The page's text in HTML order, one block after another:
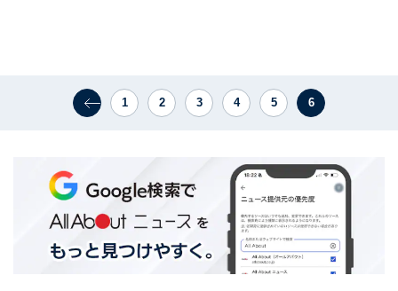
1 2 3 4 5 6